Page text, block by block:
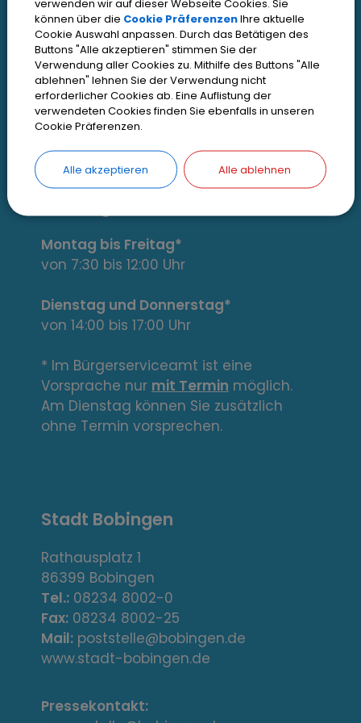
e
r
e
s
s
a
n
t
e
L
i
n
k
s
A
d
r
e
s
s
e
Impressum
Datenschutz
Zugangseröffnung
Erklärung zur Barrierefreiheit
Cookie Einstellungen
Montag bis Freitag*
von 7:30 bis 12:00 Uhr
Dienstag und Donnerstag*
von 14:00 bis 17:00 Uhr
* Im Bürgerserviceamt ist eine
Vorsprache nur mit Termin möglich.
Am Dienstag können Sie zusätzlich
ohne Termin vorsprechen.
Stadt Bobingen
Rathausplatz 1
86399 Bobingen
Tel.: 08234 8002-0
Fax: 08234 8002-25
Mail: poststelle@bobingen.de
www.stadt-bobingen.de
Pressekontakt:
verwenden wir auf dieser Webseite Cookies. Sie
können über die Cookie PräferenzenIhre aktuelle
Cookie Auswahl anpassen. Durch das Betätigen des
Buttons "Alle akzeptieren" stimmen Sie der
Verwendung aller Cookies zu. Mithilfe des Buttons "Alle
ablehnen" lehnen Sie der Verwendung nicht
erforderlicher Cookies ab. Eine Auflistung der
verwendeten Cookies finden Sie ebenfalls in unseren
Cookie Präferenzen.
Alle akzeptieren Alle ablehnen